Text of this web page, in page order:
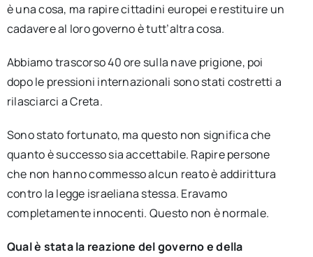
è una cosa, ma rapire cittadini europei e restituire un
cadavere al loro governo è tutt’altra cosa.
Abbiamo trascorso 40 ore sulla nave prigione, poi
dopo le pressioni internazionali sono stati costretti a
rilasciarci a Creta.
Sono stato fortunato, ma questo non significa che
quanto è successo sia accettabile. Rapire persone
che non hanno commesso alcun reato è addirittura
contro la legge israeliana stessa. Eravamo
completamente innocenti. Questo non è normale.
Qual è stata la reazione del governo e della